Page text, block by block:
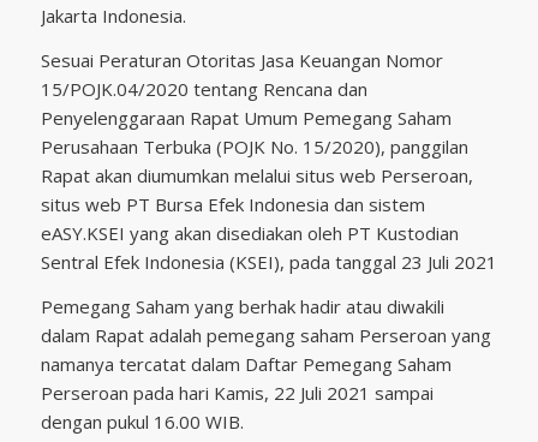
Jakarta Indonesia.
Sesuai Peraturan Otoritas Jasa Keuangan Nomor
15/POJK.04/2020 tentang Rencana dan
Penyelenggaraan Rapat Umum Pemegang Saham
Perusahaan Terbuka (POJK No. 15/2020), panggilan
Rapat akan diumumkan melalui situs web Perseroan,
situs web PT Bursa Efek Indonesia dan sistem
eASY.KSEI yang akan disediakan oleh PT Kustodian
Sentral Efek Indonesia (KSEI), pada tanggal 23 Juli 2021
Pemegang Saham yang berhak hadir atau diwakili
dalam Rapat adalah pemegang saham Perseroan yang
namanya tercatat dalam Daftar Pemegang Saham
Perseroan pada hari Kamis, 22 Juli 2021 sampai
dengan pukul 16.00 WIB.